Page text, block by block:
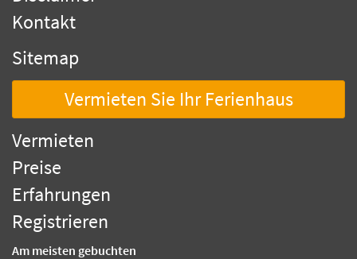
Kontakt
Sitemap
Vermieten Sie Ihr Ferienhaus
Vermieten
Preise
Erfahrungen
Registrieren
Am meisten gebuchten